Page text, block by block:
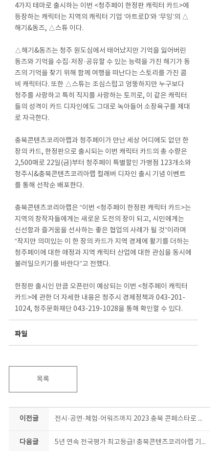
4가지 테마로 출시하는 이번 <청주페이 한정판 캐릭터 카드>에
등장하는 캐릭터는 지역의 캐릭터 기업 ‘아트로D’와 ‘무잉’의 △
해기&동즈, △스튜 이다.
△해기&동즈는 청주 원도심에서 태어났지만 기억을 잃어버린
동즈와 기억을 수집·저장·공유할 수 있는 능력을 가진 해기가 동
즈의 기억을 찾기 위해 함께 여행을 떠난다는 스토리를 가진 콤
비 캐릭터다. 또한 △스튜는 조심스럽고 엉뚱하지만 누구보다
청주를 사랑하고 특히 직지를 사랑하는 토끼로, 이 같은 캐릭터
들의 성격이 카드 디자인에도 그대로 녹아들어 소장욕구를 제대
로 자극한다.
충북콘텐츠코리아랩과 청주페이가 만난 세상 어디에도 없던 한
장의 카드, 한정판으로 출시되는 이번 캐릭터 카드의 총 수량은
2,500매로 22일(금)부터 청주페이 특별할인 가맹점 123개소와
청주시&충북콘텐츠코리아랩 컬래버 디자인 출시 기념 이벤트
를 통해 선착순 배포한다.
충북콘텐츠코리아랩은 “이번 <청주페이 한정판 캐릭터 카드>는
지역의 창작자들에게는 새로운 도전의 장이 되고, 시민에게는
신선함과 즐거움을 선사하는 좋은 협업의 사례가 될 것”이라며
“작지만 의미있는 이 한 장의 카드가 지역 경제에 활기를 더하는
청주페이에 대한 애정과 지역 캐릭터 산업에 대한 관심을 동시에
불러일으키기를 바란다”고 전했다.
한정판 출시인 만큼 오픈런이 예상되는 이번 <청주페이 캐릭터
카드>에 관한 더 자세한 내용은 청주시 경제정책과 043-201-
1024, 청주문화재단 043-219-1028을 통해 확인할 수 있다.
파일
목록
이전글 전시·공연·체험·어워즈까지 2023 충북 콘페스타로 즐기자
다음글 5년 연속 전국평가 최고등급! 충북콘텐츠코리아랩 기분 좋은 2024년 신호탄